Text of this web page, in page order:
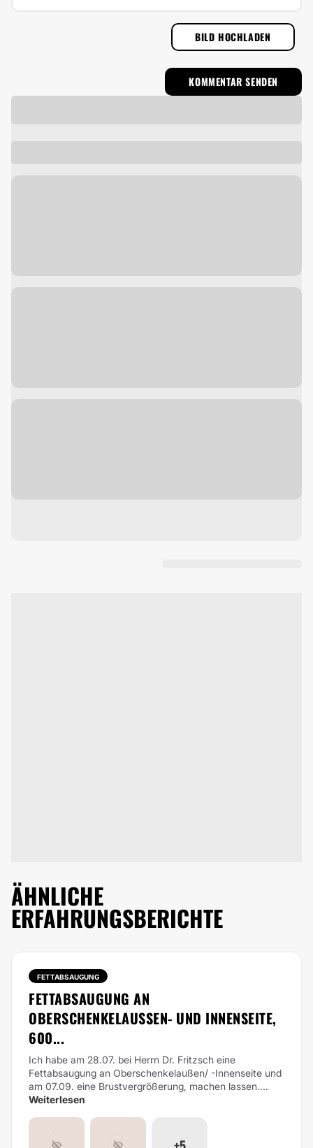
BILD HOCHLADEN
ÄHNLICHE
ERFAHRUNGSBERICHTE
FETTABSAUGUNG
FETTABSAUGUNG AN
OBERSCHENKELAUSSEN- UND INNENSEITE, 6
00...
Ich habe am 28.07. bei Herrn Dr. Fritzsch eine
Fettabsaugung an Oberschenkelaußen/ -Innenseite und
am 07.09. eine Brustvergrößerung, machen lassen....
Weiterlesen